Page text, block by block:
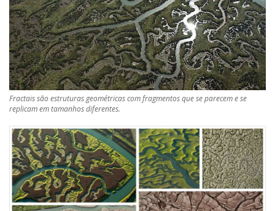
Fractais são estruturas geométricas com fragmentos que se parecem e se
replicam em tamanhos diferentes.